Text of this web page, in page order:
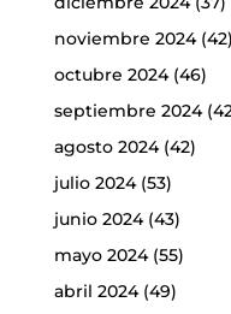
noviembre 2024(42)
octubre 2024(46)
septiembre 2024
agosto 2024(42)
julio 2024(53)
junio 2024(43)
mayo 2024(55)
abril 2024(49)